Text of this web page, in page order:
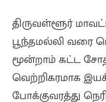
திருவள்ளூர்
பூந்தமல்லி வரை
மூன்றாம் கட்ட
வெற்றிகரமாக
போக்குவரத்து